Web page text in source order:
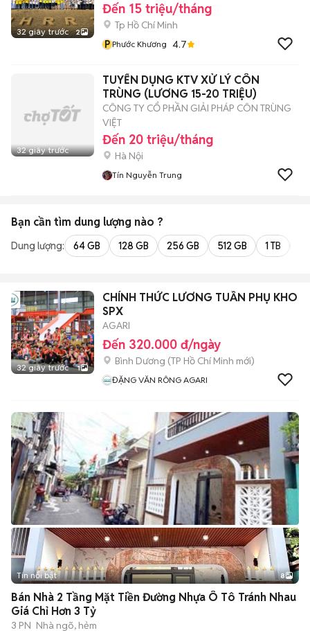
32 giây trước 2
Đến 15 triệu/tháng
Tp Hồ Chí Minh
P Phước Khương 4.7
32 giây trước
TUYỂN DỤNG KTV XỬ LÝ CÔN
TRÙNG (LƯƠNG 15-20 TRIỆU)
CÔNG TY CỔ PHẦN GIẢI PHÁP CÔN TRÙNG
VIỆT
Đến 20 triệu/tháng
Hà Nội
Tín Nguyễn Trung
Bạn cần tìm dung lượng nào ?
Dung lượng: 64 GB 128 GB 256 GB 512 GB 1 TB
32 giây trước 1
CHÍNH THỨC LƯƠNG TUẦN PHỤ KHO
SPX
AGARI
Đến 320.000 đ/ngày
Bình Dương (TP Hồ Chí Minh mới)
ĐẶNG VĂN RÔNG AGARI
+2
Tin nổi bật 8
Bán Nhà 2 Tầng Mặt Tiền Đường Nhựa Ô Tô Tránh Nhau
Giá Chỉ Hơn 3 Tỷ
3 PN Nhà ngõ, hẻm